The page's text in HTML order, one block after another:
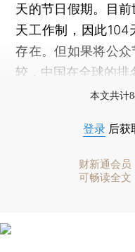
天的节日假期。目
天工作制，因此104
存在。但如果将公
较，中国在全球的排
本文共计
登录 后获
财新通会员
可畅读全文